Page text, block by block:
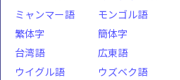
ミャンマー語
モンゴル語
繁体字
簡体字
台湾語
広東語
ウイグル語
ウズベク語